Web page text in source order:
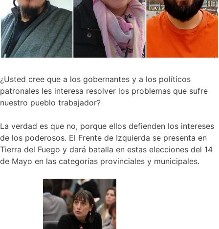
¿Usted cree que a los gobernantes y a los políticos
patronales les interesa resolver los problemas que sufre
nuestro pueblo trabajador?
La verdad es que no, porque ellos defienden los intereses
de los poderosos. El Frente de Izquierda se presenta en
Tierra del Fuego y dará batalla en estas elecciones del 14
de Mayo en las categorías provinciales y municipales.